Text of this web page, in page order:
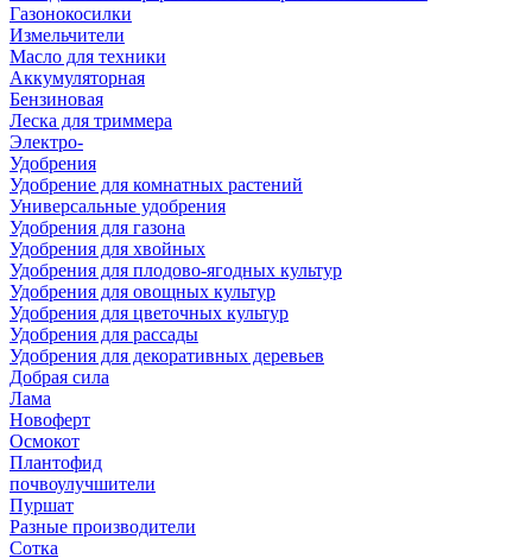
Газонокосилки
Измельчители
Масло для техники
Аккумуляторная
Бензиновая
Леска для триммера
Электро-
Удобрения
Удобрение для комнатных растений
Универсальные удобрения
Удобрения для газона
Удобрения для хвойных
Удобрения для плодово-ягодных культур
Удобрения для овощных культур
Удобрения для цветочных культур
Удобрения для рассады
Удобрения для декоративных деревьев
Добрая сила
Лама
Новоферт
Осмокот
Плантофид
почвоулучшители
Пуршат
Разные производители
Сотка